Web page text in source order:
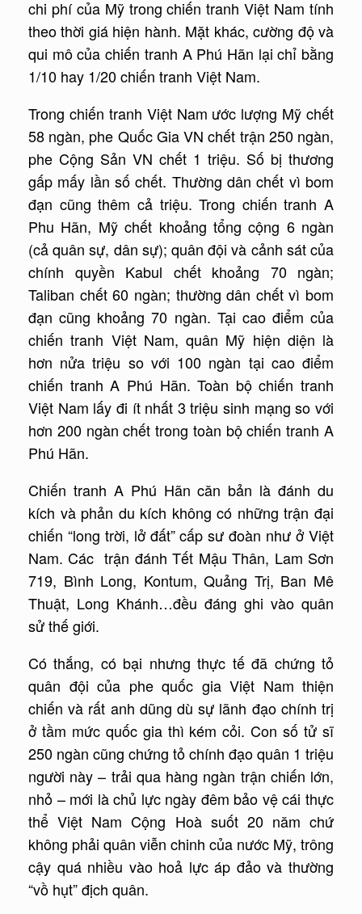
chi phí của Mỹ trong chiến tranh Việt Nam tính
theo thời giá hiện hành. Mặt khác, cường độ và
qui mô của chiến tranh A Phú Hãn lại chỉ bằng
1/10 hay 1/20 chiến tranh Việt Nam.
Trong chiến tranh Việt Nam ước lượng Mỹ chết
58 ngàn, phe Quốc Gia VN chết trận 250 ngàn,
phe Cộng Sản VN chết 1 triệu. Số bị thương
gấp mấy lần số chết. Thường dân chết vì bom
đạn cũng thêm cả triệu. Trong chiến tranh A
Phu Hãn, Mỹ chết khoảng tổng cộng 6 ngàn
(cả quân sự, dân sự); quân đội và cảnh sát của
chính quyền Kabul chết khoảng 70 ngàn;
Taliban chết 60 ngàn; thường dân chết vì bom
đạn cũng khoảng 70 ngàn. Tại cao điểm của
chiến tranh Việt Nam, quân Mỹ hiện diện là
hơn nửa triệu so với 100 ngàn tại cao điểm
chiến tranh A Phú Hãn. Toàn bộ chiến tranh
Việt Nam lấy đi ít nhất 3 triệu sinh mạng so với
hơn 200 ngàn chết trong toàn bộ chiến tranh A
Phú Hãn.
Chiến tranh A Phú Hãn căn bản là đánh du
kích và phản du kích không có những trận đại
chiến “long trời, lở đất” cấp sư đoàn như ở Việt
Nam. Các trận đánh Tết Mậu Thân, Lam Sơn
719, Bình Long, Kontum, Quảng Trị, Ban Mê
Thuật, Long Khánh…đều đáng ghi vào quân
sử thế giới.
Có thắng, có bại nhưng thực tế đã chứng tỏ
quân đội của phe quốc gia Việt Nam thiện
chiến và rất anh dũng dù sự lãnh đạo chính trị
ở tầm mức quốc gia thì kém cỏi. Con số tử sĩ
250 ngàn cũng chứng tỏ chính đạo quân 1 triệu
người này – trải qua hàng ngàn trận chiến lớn,
nhỏ – mới là chủ lực ngày đêm bảo vệ cái thực
thể Việt Nam Cộng Hoà suốt 20 năm chứ
không phải quân viễn chinh của nước Mỹ, trông
cậy quá nhiều vào hoả lực áp đảo và thường
“vồ hụt” địch quân.